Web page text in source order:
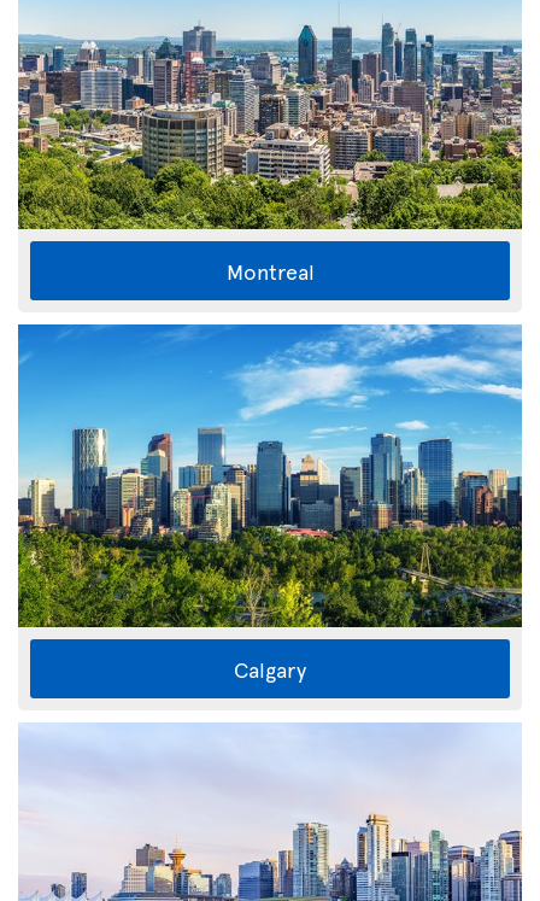
Montreal
Calgary